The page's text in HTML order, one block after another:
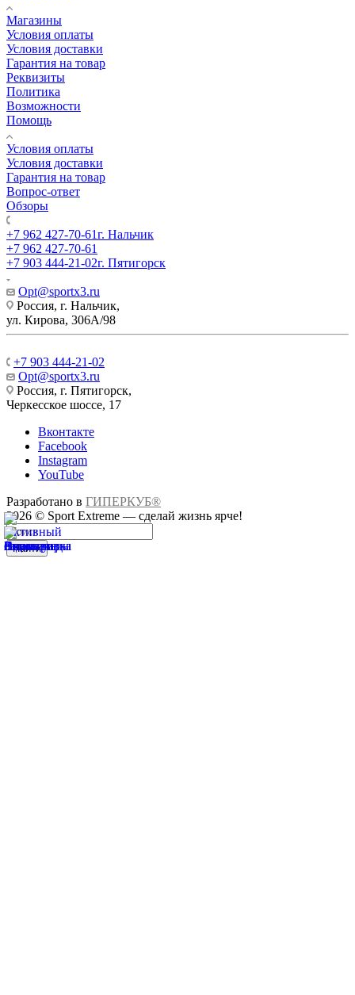
Магазины
Условия оплаты
Условия доставки
Гарантия на товар
Реквизиты
Политика
Возможности
Помощь
Условия оплаты
Условия доставки
Гарантия на товар
Вопрос-ответ
Обзоры
+7 962 427-70-61г. Нальчик
+7 962 427-70-61
+7 903 444-21-02г. Пятигорск
Opt@sportx3.ru
Россия, г. Нальчик,
ул. Кирова, 306А/98
+7 903 444-21-02
Opt@sportx3.ru
Россия, г. Пятигорск,
Черкесское шоссе, 17
Вконтакте
Facebook
Instagram
YouTube
Разработано в ГИПЕРКУБ®
2026 © Sport Extreme — сделай жизнь ярче!
Найти